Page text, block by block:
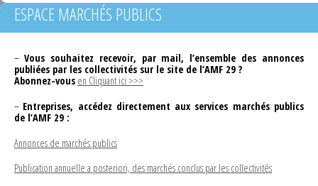
ESPACE MARCHÉS PUBLICS
– Vous souhaitez recevoir, par mail, l’ensemble des annonces
publiées par les collectivités sur le site de l’AMF 29 ?
Abonnez-vous en Cliquant ici >>>
– Entreprises, accédez directement aux services marchés publics
de l’AMF 29 :
Annonces de marchés publics
Publication annuelle a posteriori, des marchés conclus par les collectivités